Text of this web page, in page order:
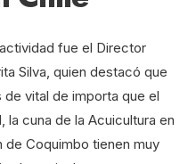
fue el Director
Silva, quien destacó que
vital de importa que el
cuna de la Acuicultura en
Coquimbo tienen muy